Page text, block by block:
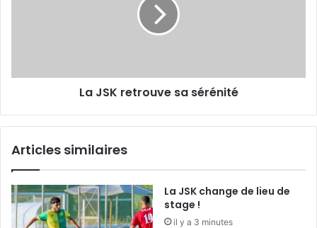
La JSK retrouve sa sérénité
Articles similaires
La JSK change de lieu de
stage !
il y a 3 minutes